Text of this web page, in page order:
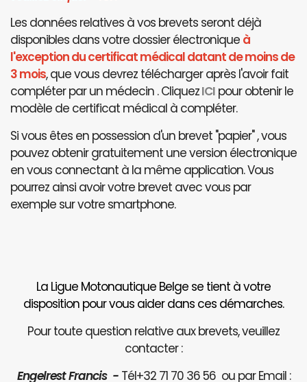
Les données relatives à vos brevets seront déjà
disponibles dans votre dossier électronique à
l'exception du certificat médical datant de moins de
3 mois, que vous devrez télécharger après l'avoir fait
compléter par un médecin . CliquezICI pour obtenir le
modèle de certificat médical à compléter.
Si vous êtes en possession d'un brevet "papier" , vous
pouvez obtenir gratuitement une version électronique
en vous connectant à la même application. Vous
pourrez ainsi avoir votre brevet avec vous par
exemple sur votre smartphone.
La Ligue Motonautique Belge se tient à votre
disposition pour vous aider dans ces démarches.
Pour toute question relative aux brevets, veuillez
contacter :
Engelrest Francis -Tél+32 71 70 36 56 ou par Email :